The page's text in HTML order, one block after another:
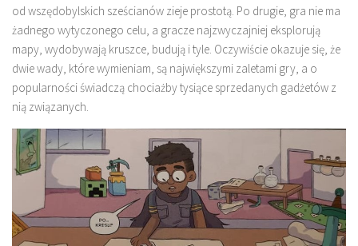
od wszędobylskich sześcianów zieje prostotą. Po drugie, gra nie ma
żadnego wytyczonego celu, a gracze najzwyczajniej eksplorują
mapy, wydobywają kruszce, budują i tyle. Oczywiście okazuje się, że
dwie wady, które wymieniam, są największymi zaletami gry, a o
popularności świadczą chociażby tysiące sprzedanych gadżetów z
nią związanych.